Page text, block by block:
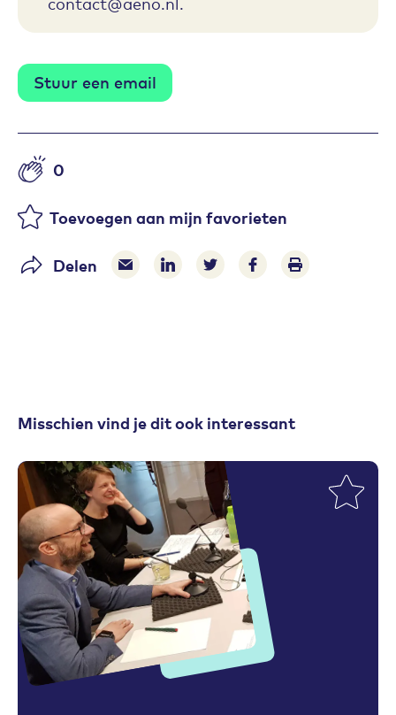
Stuur een email
Aantal likes
0
Toevoegen aan mijn favorieten
Delen Delen via e-mail
Delen via LinkedIn
Deel op Twitter
Deel op Facebook
Print pagina
Misschien vind je dit ook interessant
Toevoegen aan favorieten